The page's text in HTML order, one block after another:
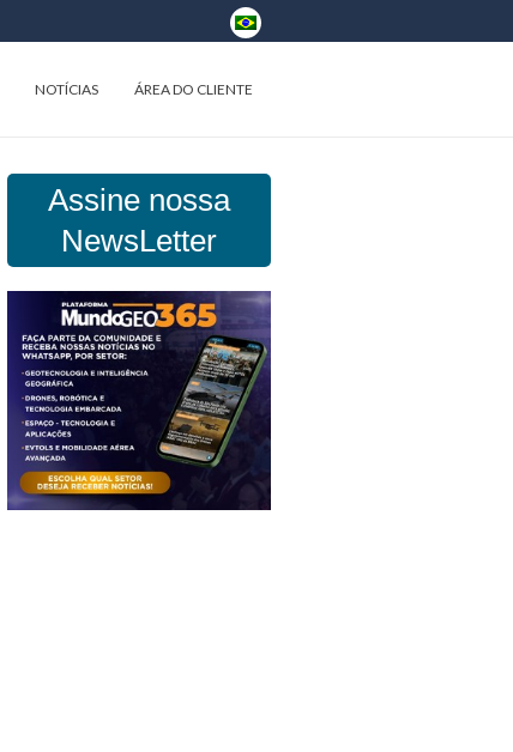
NOTÍCIAS ÁREA DO CLIENTE
Assine nossa
NewsLetter